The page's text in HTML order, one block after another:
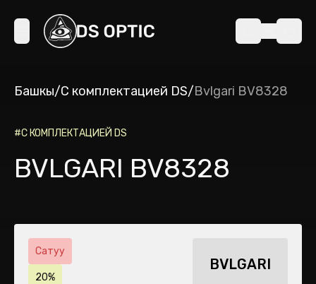
Башкы/С комплектацией DS/Bvlgari BV8328
#С КОМПЛЕКТАЦИЕЙ DS
BVLGARI BV8328
Сатуу
20%
BVLGARI